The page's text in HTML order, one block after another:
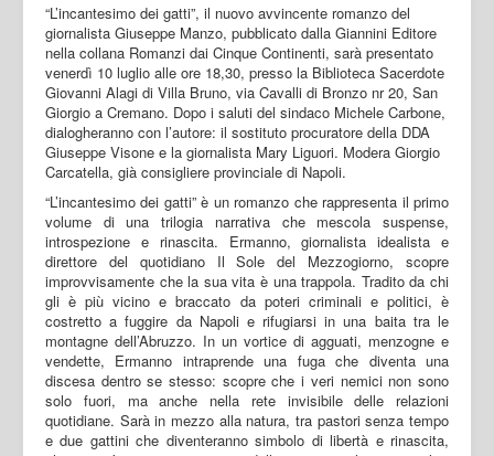
“L’incantesimo dei gatti”, il nuovo avvincente romanzo del
giornalista Giuseppe Manzo, pubblicato dalla Giannini Editore
nella collana Romanzi dai Cinque Continenti, sarà presentato
venerdì 10 luglio alle ore 18,30, presso la Biblioteca Sacerdote
Giovanni Alagi di Villa Bruno, via Cavalli di Bronzo nr 20, San
Giorgio a Cremano. Dopo i saluti del sindaco Michele Carbone,
dialogheranno con l’autore: il sostituto procuratore della DDA
Giuseppe Visone e la giornalista Mary Liguori. Modera Giorgio
Carcatella, già consigliere provinciale di Napoli.
“L’incantesimo dei gatti” è un romanzo che rappresenta il primo
volume di una trilogia narrativa che mescola suspense,
introspezione e rinascita. Ermanno, giornalista idealista e
direttore del quotidiano Il Sole del Mezzogiorno, scopre
improvvisamente che la sua vita è una trappola. Tradito da chi
gli è più vicino e braccato da poteri criminali e politici, è
costretto a fuggire da Napoli e rifugiarsi in una baita tra le
montagne dell’Abruzzo. In un vortice di agguati, menzogne e
vendette, Ermanno intraprende una fuga che diventa una
discesa dentro se stesso: scopre che i veri nemici non sono
solo fuori, ma anche nella rete invisibile delle relazioni
quotidiane. Sarà in mezzo alla natura, tra pastori senza tempo
e due gattini che diventeranno simbolo di libertà e rinascita,